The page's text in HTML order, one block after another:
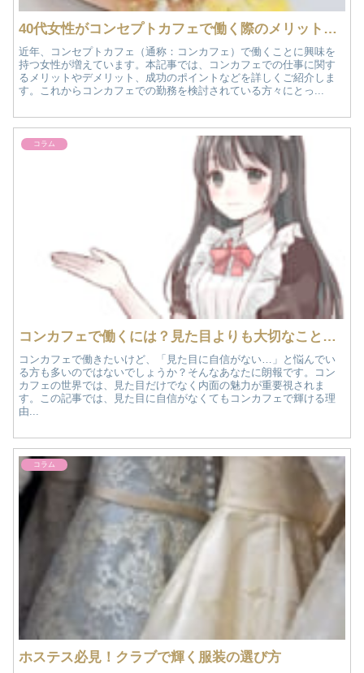
​40代女性がコンセプトカフェで働く際のメリット・デメリットと成功のポイント
近年、コンセプトカフェ（通称：コンカフェ）で働くことに興味を
持つ女性が増えています。​本記事では、コンカフェでの仕事に関す
るメリットやデメリット、成功のポイントなどを詳しくご紹介しま
す。​これからコンカフェでの勤務を検討されている方々にとっ...
コラム
コンカフェで働くには？見た目よりも大切なことを解説！
コンカフェで働きたいけど、「見た目に自信がない…」と悩んでい
る方も多いのではないでしょうか？そんなあなたに朗報です。コン
カフェの世界では、見た目だけでなく内面の魅力が重要視されま
す。この記事では、見た目に自信がなくてもコンカフェで輝ける理
由...
コラム
ホステス必見！クラブで輝く服装の選び方